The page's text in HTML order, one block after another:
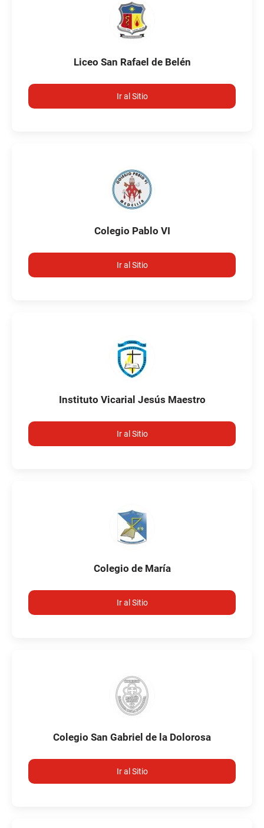
Liceo San Rafael de Belén
Ir al Sitio
Colegio Pablo VI
Ir al Sitio
Instituto Vicarial Jesús Maestro
Ir al Sitio
Colegio de María
Ir al Sitio
Colegio San Gabriel de la Dolorosa
Ir al Sitio